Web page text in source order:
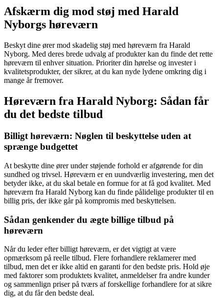
Afskærm dig mod støj med Harald
Nyborgs høreværn
Beskyt dine ører mod skadelig støj med høreværn fra Harald
Nyborg. Med deres brede udvalg af produkter kan du finde det rette
høreværn til enhver situation. Prioriter din hørelse og invester i
kvalitetsprodukter, der sikrer, at du kan nyde lydene omkring dig i
mange år fremover.
Høreværn fra Harald Nyborg: Sådan får
du det bedste tilbud
Billigt høreværn: Nøglen til beskyttelse uden at
sprænge budgettet
At beskytte dine ører under støjende forhold er afgørende for din
sundhed og trivsel. Høreværn er en uundværlig investering, men det
betyder ikke, at du skal betale en formue for at få god kvalitet. Med
høreværn fra Harald Nyborg kan du finde pålidelige produkter til en
billig pris, der ikke går på kompromis med beskyttelsen.
Sådan genkender du ægte billige tilbud på
høreværn
Når du leder efter billigt høreværn, er det vigtigt at være
opmærksom på reelle tilbud. Flere forhandlere reklamerer med
tilbud, men det er ikke altid en garanti for den bedste pris. Hold øje
med faktorer som produktets kvalitet, anmeldelser fra andre kunder
og sammenlign priser på tværs af forskellige forhandlere for at sikre
dig, at du får den bedste deal.